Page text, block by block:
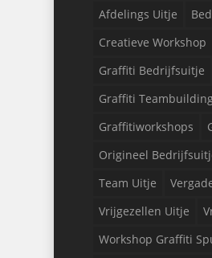
Afdelings Uitje
Creatieve Workshop
Graffiti Bedrijfsuitje
Graffiti
Graffitiworkshops
Origineel
Team Uitje
Vrijgezellen Uitje
Workshop Graffiti